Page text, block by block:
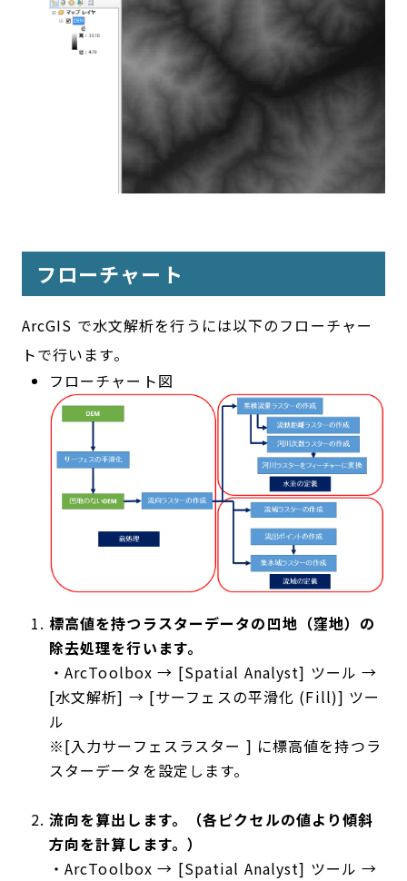
フローチャート
ArcGIS で水文解析を行うには以下のフローチャー
トで行います。
フローチャート図
標高値を持つラスターデータの凹地（窪地）の
除去処理を行います。
・ArcToolbox → [Spatial Analyst] ツール →
[水文解析] → [サーフェスの平滑化 (Fill)] ツー
ル
※[入力サーフェスラスター ] に標高値を持つラ
スターデータを設定します。
流向を算出します。（各ピクセルの値より傾斜
方向を計算します。）
・ArcToolbox → [Spatial Analyst] ツール →